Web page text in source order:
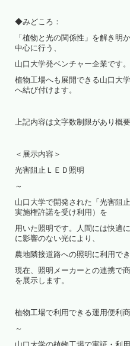
◆みどころ：
「植物と光の関係性」を解き明
中心に行う、
山口大学発ベンチャー企業です
植物工場へも展開できる山口大
へ結び付けます。
上記内容は文字数制限があり概
＜展示内容＞
光害阻止ＬＥＤ照明
～
山口大学で開発された「光害阻
実施権許諾を受け利用）を
用いた照明です。人間には快適
に影響のない光により、
農地隣接道路への照明に利用でき
現在、照明メーカーとの連携で
を展示します。
植物工場で利用できる運用便利
～